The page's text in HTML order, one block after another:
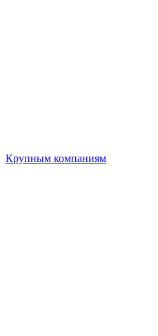
Крупным компаниям